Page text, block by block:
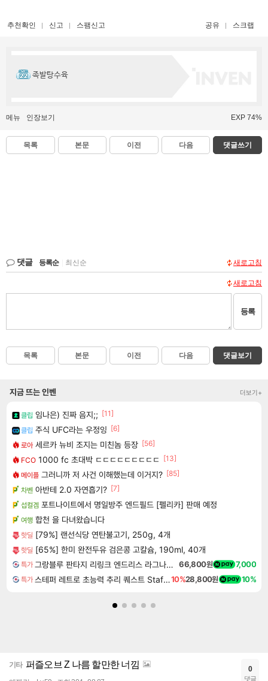
추천확인 신고 스팸신고 공유 스크랩
족발탕수육
메뉴 인장보기 EXP 74%
목록 본문 이전 다음 댓글쓰기
댓글 등록순 최신순 새로고침
새로고침
등록
목록 본문 이전 다음 댓글보기
지금 뜨는 인벤 더보기+
클립 임나은) 진짜 음지;; [11]
클립 주식 UFC라는 우정잉 [6]
로아 세르카 뉴비 조지는 미친놈 등장 [56]
FCO 1000 fc 초대박 ㄷㄷㄷㄷㄷㄷㄷㄷㄷ
[13]
메이플 그러니까 저 사건 이해했는데 이거지? [85]
차벤 아반테 2.0 자연흡기? [7]
섭컬겜 포트나이트에서 명일방주 엔드필드 [펠리카] 판매 예정
여행 합천 을 다녀왔습니다
핫딜 [79%] 랜선식당 연탄불고기, 250g, 4개
핫딜 [65%] 한미 완전두유 검은콩 고칼슘, 190ml, 40개
특가 그랑블루 판타지 리링크 엔드리스 라그나로크 Granblue Fantasy Relink Endless Ragnarok 66,800원 7,000
특가 스테퍼 레트로 초능력 추리 퀘스트 Staffer Retro A Supernatural Mystery Quest10%28,800원 10%
기타 퍼즐오브 Z 나름 할만한 너낌 0
댓글